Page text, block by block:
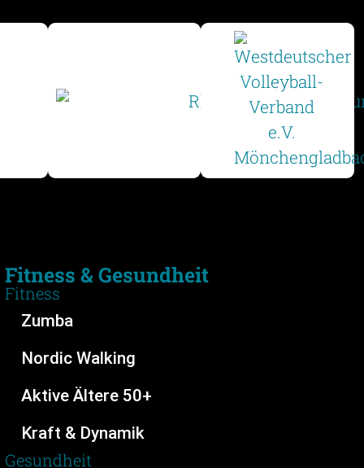
Fitness & Gesundheit
Fitness
Zumba
Nordic Walking
Aktive Ältere 50+
Kraft & Dynamik
Gesundheit